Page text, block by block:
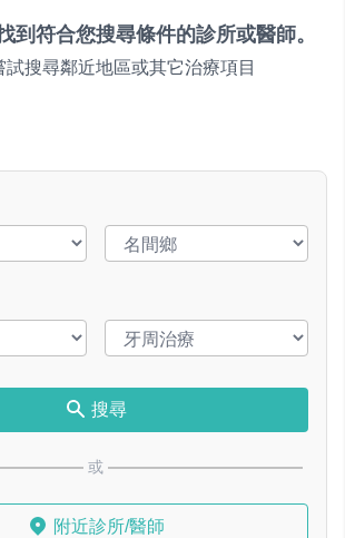
到符合您搜尋條件的診所或醫師。
試搜尋鄰近地區或其它治療項目
搜尋
或
附近診所/醫師